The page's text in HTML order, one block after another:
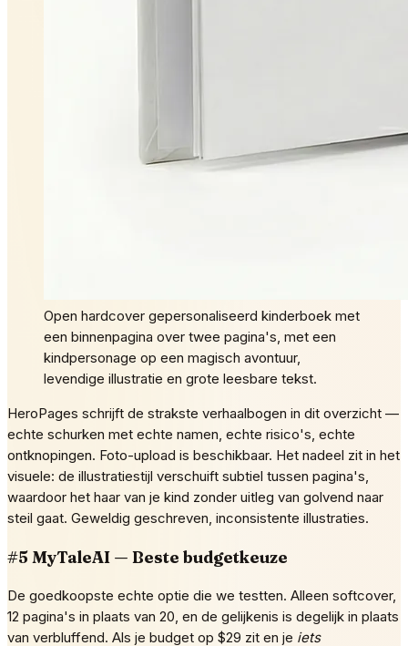
Open hardcover gepersonaliseerd kinderboek met
een binnenpagina over twee pagina's, met een
kindpersonage op een magisch avontuur,
levendige illustratie en grote leesbare tekst.
HeroPages schrijft de strakste verhaalbogen in dit overzicht —
echte schurken met echte namen, echte risico's, echte
ontknopingen. Foto-upload is beschikbaar. Het nadeel zit in het
visuele: de illustratiestijl verschuift subtiel tussen pagina's,
waardoor het haar van je kind zonder uitleg van golvend naar
steil gaat. Geweldig geschreven, inconsistente illustraties.
#5 MyTaleAI — Beste budgetkeuze
De goedkoopste echte optie die we testten. Alleen softcover,
12 pagina's in plaats van 20, en de gelijkenis is degelijk in plaats
van verbluffend. Als je budget op $29 zit en je iets